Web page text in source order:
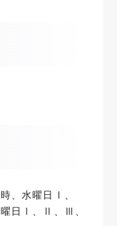
、水曜日Ⅰ、
日Ⅰ、Ⅱ、Ⅲ、